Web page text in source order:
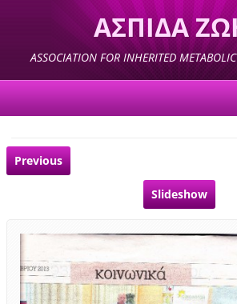
ΑΣΠΙΔΑ
ASSOCIATION FOR INHERITED METABOLIC
Previous
Slideshow